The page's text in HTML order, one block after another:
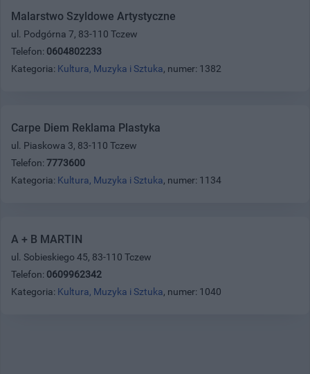
Malarstwo Szyldowe Artystyczne
ul. Podgórna 7, 83-110 Tczew
Telefon: 0604802233
Kategoria: Kultura, Muzyka i Sztuka, numer: 1382
Carpe Diem Reklama Plastyka
ul. Piaskowa 3, 83-110 Tczew
Telefon: 7773600
Kategoria: Kultura, Muzyka i Sztuka, numer: 1134
A + B MARTIN
ul. Sobieskiego 45, 83-110 Tczew
Telefon: 0609962342
Kategoria: Kultura, Muzyka i Sztuka, numer: 1040